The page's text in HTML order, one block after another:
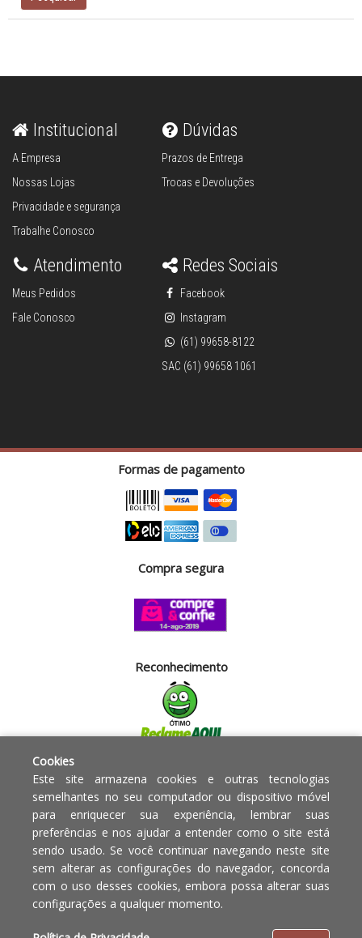
Institucional
A Empresa
Nossas Lojas
Privacidade e segurança
Trabalhe Conosco
Dúvidas
Prazos de Entrega
Trocas e Devoluções
Atendimento
Meus Pedidos
Fale Conosco
Redes Sociais
Facebook
Instagram
(61) 99658-8122
SAC (61) 99658 1061
Formas de pagamento
Compra segura
Reconhecimento
Powered by:
Copyright © 2010 - 2017 Razão
social Blumenau - RA OBJETOS PARA
O LAR EIRELI CNPJ -
E loja 33 Asa Sul - Brasília-DF - CEP:
Em caso de divergência de
preços, o valor válido é o do
Cookies
Este site armazena cookies e outras tecnologias
semelhantes no seu computador ou dispositivo móvel
para enriquecer sua experiência, lembrar suas
preferências e nos ajudar a entender como o site está
sendo usado. Se você continuar navegando neste site
sem alterar as configurações do navegador, concorda
com o uso desses cookies, embora possa alterar suas
configurações a qualquer momento.